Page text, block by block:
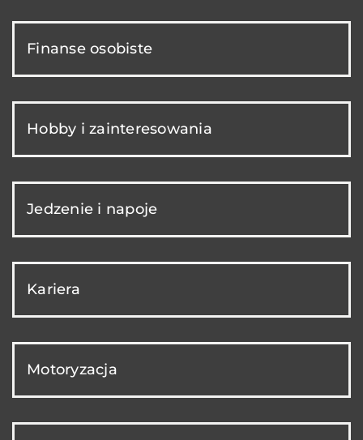
Finanse osobiste
Hobby i zainteresowania
Jedzenie i napoje
Kariera
Motoryzacja